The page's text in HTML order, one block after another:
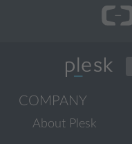
COMPANY
About Plesk